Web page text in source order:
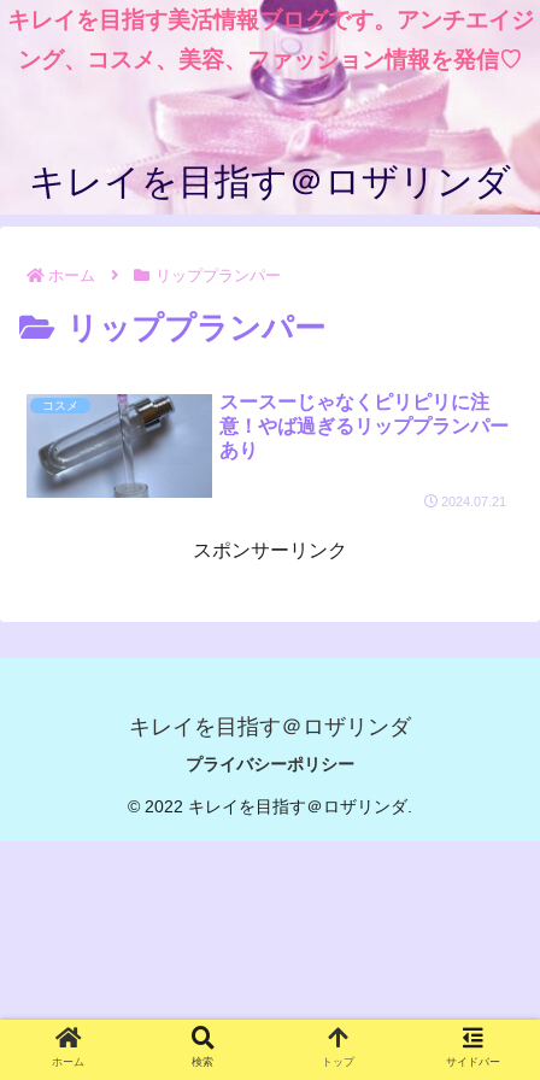
キレイを目指す美活情報ブログです。アンチエイジ
ング、コスメ、美容、ファッション情報を発信♡
キレイを目指す＠ロザリンダ
ホーム リッププランパー
リッププランパー
コスメ
スースーじゃなくピリピリに注
意！やば過ぎるリッププランパー
あり
2024.07.21
スポンサーリンク
キレイを目指す＠ロザリンダ
プライバシーポリシー
© 2022 キレイを目指す＠ロザリンダ.
ホーム 検索 トップ サイドバー